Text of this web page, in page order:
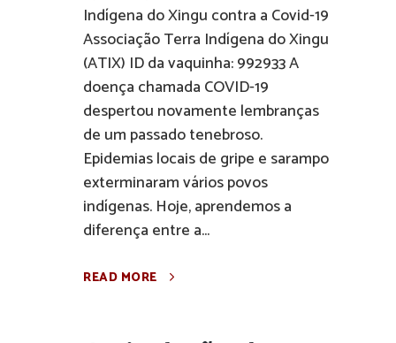
Indígena do Xingu contra a Covid-19
Associação Terra Indígena do Xingu
(ATIX) ID da vaquinha: 992933 A
doença chamada COVID-19
despertou novamente lembranças
de um passado tenebroso.
Epidemias locais de gripe e sarampo
exterminaram vários povos
indígenas. Hoje, aprendemos a
diferença entre a...
READ MORE